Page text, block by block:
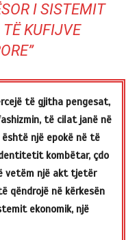
I SISTEMIT
KUFIJVE
të gjitha pengesat,
të cilat janë në
është një epokë në të
kombëtar, çdo
vetëm një akt tjetër
qëndrojë në kërkesën
ekonomik, një